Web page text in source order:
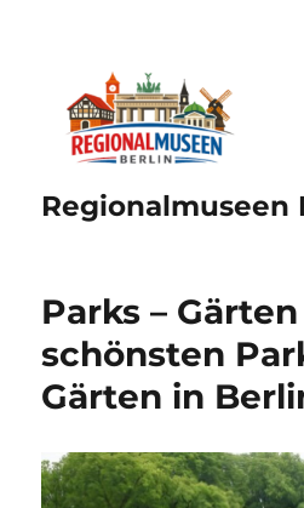
Regionalmuseen
Parks –
schönsten
Gärten in